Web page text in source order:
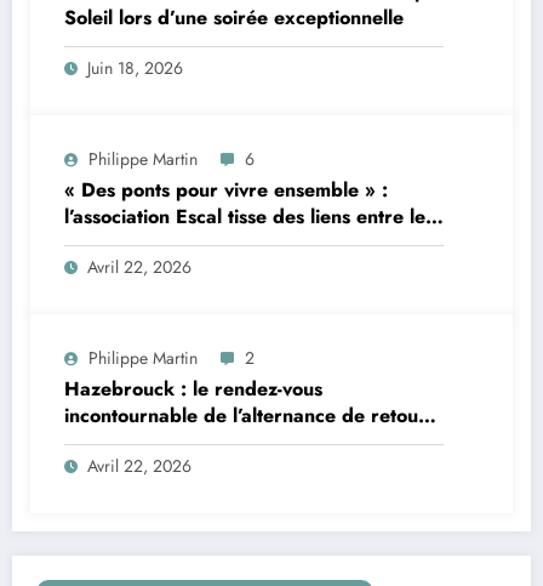
Soleil lors d’une soirée exceptionnelle
Juin 18, 2026
Philippe Martin 6
« Des ponts pour vivre ensemble » :
l’association Escal tisse des liens entre le
Maroc et Arradon à travers ses activités
Avril 22, 2026
Philippe Martin 2
Hazebrouck : le rendez-vous
incontournable de l’alternance de retour
le jeudi 2 avril
Avril 22, 2026